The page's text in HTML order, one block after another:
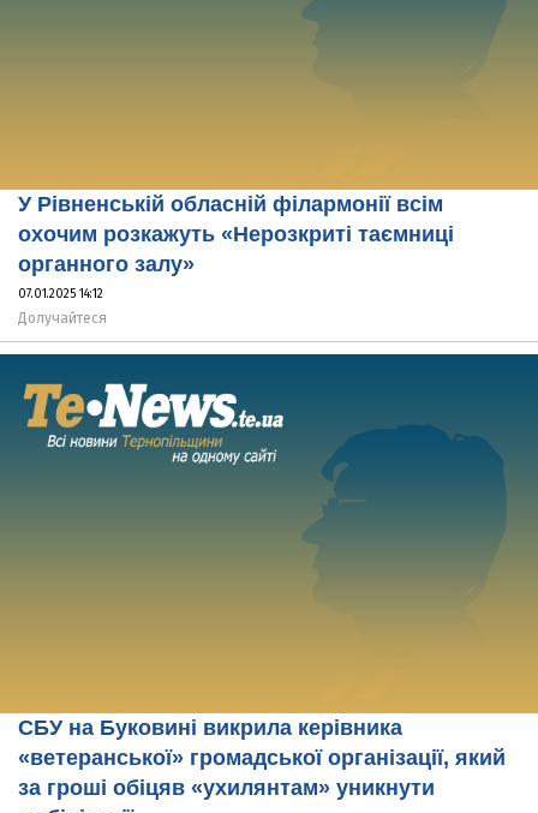
У Рівненській обласній філармонії всім
охочим розкажуть «Нерозкриті таємниці
органного залу»
07.01.2025 14:12
Долучайтеся
СБУ на Буковині викрила керівника
«ветеранської» громадської організації, який
за гроші обіцяв «ухилянтам» уникнути